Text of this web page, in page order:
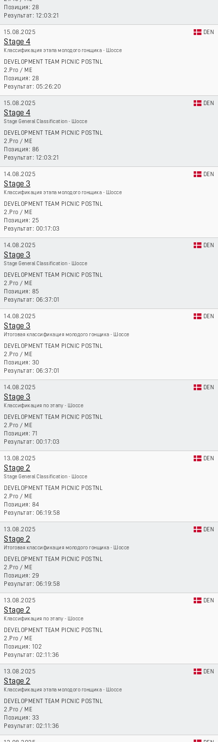
28
12:03:21
15.08.2025 DEN
Stage 4
Классификация этапа молодого гонщика - Шоссе
DEVELOPMENT TEAM PICNIC POSTNL
2.Pro / ME
28
05:26:20
15.08.2025 DEN
Stage 4
Stage General Classification - Шоссе
DEVELOPMENT TEAM PICNIC POSTNL
2.Pro / ME
86
12:03:21
14.08.2025 DEN
Stage 3
Классификация этапа молодого гонщика - Шоссе
DEVELOPMENT TEAM PICNIC POSTNL
2.Pro / ME
25
00:17:03
14.08.2025 DEN
Stage 3
Stage General Classification - Шоссе
DEVELOPMENT TEAM PICNIC POSTNL
2.Pro / ME
85
06:37:01
14.08.2025 DEN
Stage 3
Итоговая классификация молодого гонщика - Шоссе
DEVELOPMENT TEAM PICNIC POSTNL
2.Pro / ME
30
06:37:01
14.08.2025 DEN
Stage 3
Классификация по этапу - Шоссе
DEVELOPMENT TEAM PICNIC POSTNL
2.Pro / ME
71
00:17:03
13.08.2025 DEN
Stage 2
Stage General Classification - Шоссе
DEVELOPMENT TEAM PICNIC POSTNL
2.Pro / ME
84
06:19:58
13.08.2025 DEN
Stage 2
Итоговая классификация молодого гонщика - Шоссе
DEVELOPMENT TEAM PICNIC POSTNL
2.Pro / ME
29
06:19:58
13.08.2025 DEN
Stage 2
Классификация по этапу - Шоссе
DEVELOPMENT TEAM PICNIC POSTNL
2.Pro / ME
102
02:11:36
13.08.2025 DEN
Stage 2
Классификация этапа молодого гонщика - Шоссе
DEVELOPMENT TEAM PICNIC POSTNL
2.Pro / ME
33
02:11:36